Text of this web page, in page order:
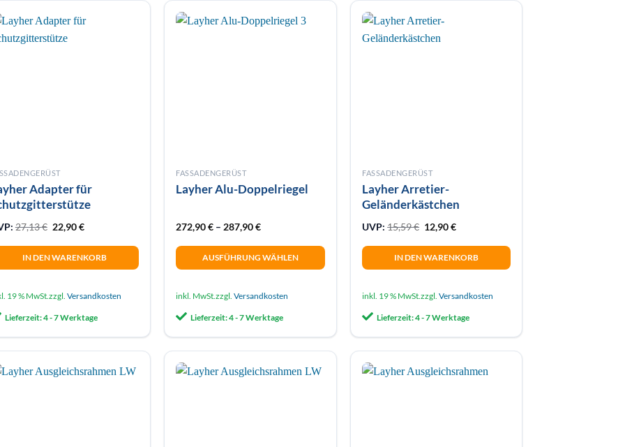
Adapter für
27,13€ Ursprünglicher Preis war: 27,13 €
22,90€Aktueller Preis ist: 22,90 €.
IN DEN WARENKORB
19 % MwSt. zzgl. Versandkosten
Lieferzeit:4 - 7 Werktage
FASSADENGERÜST
Layher Alu-Doppelriegel
272,90€ – 287,90€
AUSFÜHRUNG WÄHLEN
Produkt
Varianten
Die
inkl. MwSt.zzgl.Versandkosten
Lieferzeit:4 - 7 Werktage
FASSADENGERÜST
Layher Arretier-
Geländerkästchen
UVP: 15,59€ Ursprünglicher Preis war: 15,59 €
12,90€Aktueller Preis ist: 12,90 €.
IN DEN WARENKORB
inkl. 19 % MwSt.zzgl.Versandkosten
Lieferzeit:4 - 7 Werktage